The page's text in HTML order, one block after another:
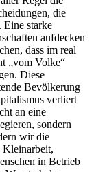
die
Eine starke
aufdecken
dass im real
„vom Volke“
Diese
Bevölkerung
verliert
an eine
sondern
wir die
Kleinarbeit,
in Betrieb